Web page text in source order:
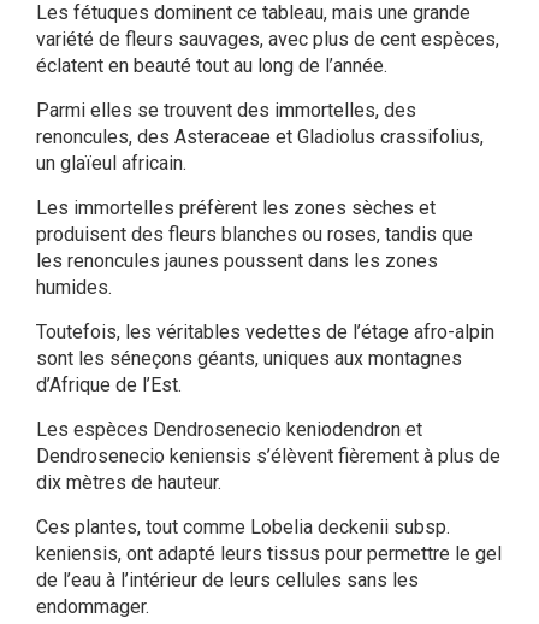
Les fétuques dominent ce tableau, mais une grande
variété de fleurs sauvages, avec plus de cent espèces,
éclatent en beauté tout au long de l’année.
Parmi elles se trouvent des immortelles, des
renoncules, des Asteraceae et Gladiolus crassifolius,
un glaïeul africain.
Les immortelles préfèrent les zones sèches et
produisent des fleurs blanches ou roses, tandis que
les renoncules jaunes poussent dans les zones
humides.
Toutefois, les véritables vedettes de l’étage afro-alpin
sont les séneçons géants, uniques aux montagnes
d’Afrique de l’Est.
Les espèces Dendrosenecio keniodendron et
Dendrosenecio keniensis s’élèvent fièrement à plus de
dix mètres de hauteur.
Ces plantes, tout comme Lobelia deckenii subsp.
keniensis, ont adapté leurs tissus pour permettre le gel
de l’eau à l’intérieur de leurs cellules sans les
endommager.